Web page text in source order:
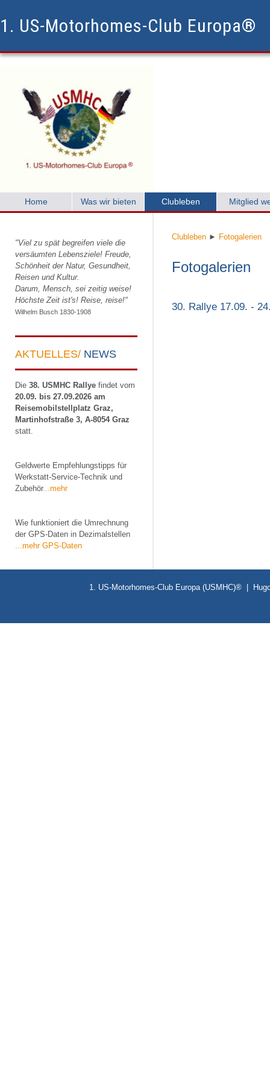
1. US-Motorhomes-Club Europa®
Home Was wir bieten Clubleben Mitglied
"Viel zu spät begreifen viele die
versäumten Lebensziele! Freude,
Schönheit der Natur, Gesundheit,
Reisen und Kultur.
Darum, Mensch, sei zeitig weise!
Höchste Zeit ist's! Reise, reise!"
Wilhelm Busch 1830-1908
AKTUELLES/ NEWS
Die 38. USMHC Rallye findet vom
20.09. bis 27.09.2026 am
Reisemobilstellplatz Graz,
Martinhofstraße 3, A-8054 Graz
statt.
Geldwerte Empfehlungstipps für
Werkstatt-Service-Technik und
Zubehör...mehr
Wie funktioniert die Umrechnung
der GPS-Daten in Dezimalstellen
...mehr GPS-Daten
Clubleben ► Fotogalerien
Fotogalerien
30. Rallye 17.09. -
1. US-Motorhomes-Club Europa (USMHC)® |